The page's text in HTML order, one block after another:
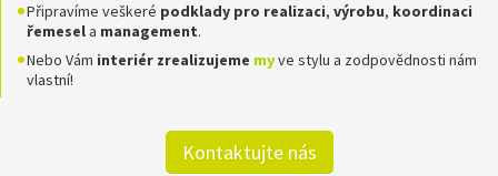
Připravíme veškeré podklady pro realizaci, výrobu, koordinaci
řemesela management.
Nebo Vám interiér zrealizujeme myve stylu a zodpovědnosti nám
vlastní!
Kontaktujte nás